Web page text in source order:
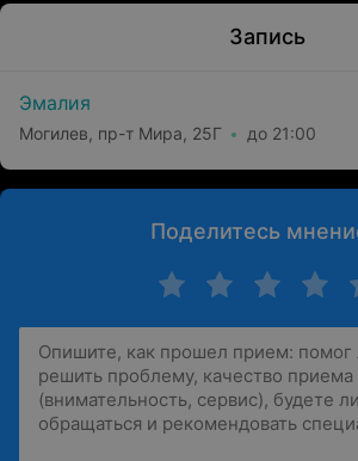
Запись
Эмалия
Могилев, пр-т Мира, 25Г до 21:00
Поделитесь